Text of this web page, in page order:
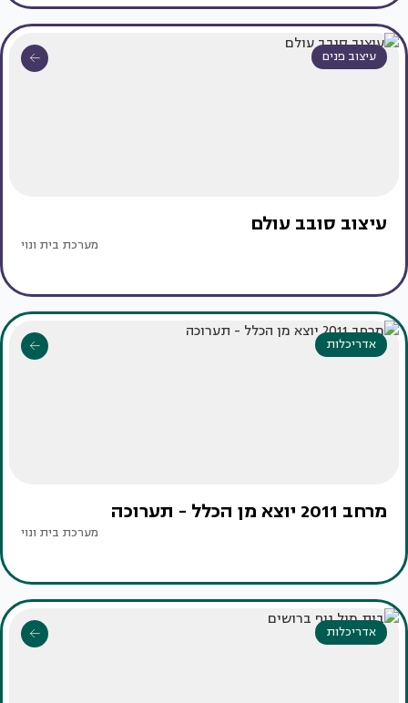
עיצוב פנים
עיצוב סובב עולם
מערכת בית ונוי
אדריכלות
מרחב 2011 יוצא מן הכלל - תערוכה
מערכת בית ונוי
אדריכלות